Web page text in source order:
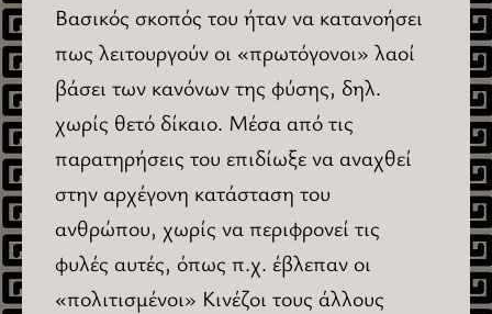
Βασικός σκοπός του ήταν να κατανοήσει
πως λειτουργούν οι «πρωτόγονοι» λαοί
βάσει των κανόνων της φύσης, δηλ.
χωρίς θετό δίκαιο. Μέσα από τις
παρατηρήσεις του επιδίωξε να αναχθεί
στην αρχέγονη κατάσταση του
ανθρώπου, χωρίς να περιφρονεί τις
φυλές αυτές, όπως π.χ. έβλεπαν οι
«πολιτισμένοι» Κινέζοι τους άλλους